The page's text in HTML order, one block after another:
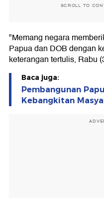
SCROLL TO
"Memang negara
Papua dan DOB dengan
keterangan tertulis, Rabu
Baca juga:
Pembangunan
Kebangkitan